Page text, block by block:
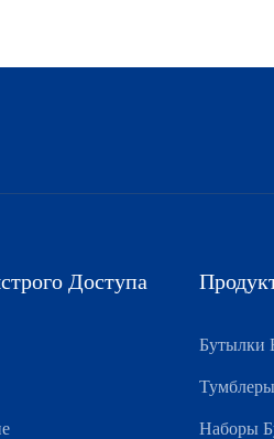
Доступа
Бутылки
Наборы